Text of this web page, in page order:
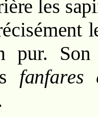
les
pur.
fanfares